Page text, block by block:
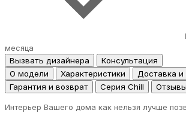
месяца
Вызвать дизайнера
Консультация
О модели
Характеристики
Доставка и
Гарантия и возврат
Серия Chill Отзывы
Интерьер Вашего дома как нельзя лучше